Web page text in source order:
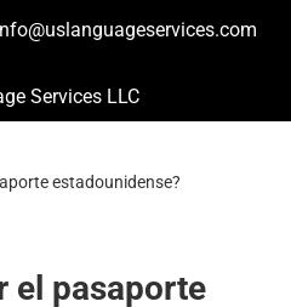
HACER PEDIDO
Services LLC
estadounidense?
el pasaporte